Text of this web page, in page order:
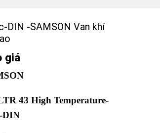
DIN -SAMSON Van khí
giá
43 High Temperature-
DIN